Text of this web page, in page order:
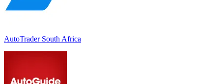
AutoTrader South Africa